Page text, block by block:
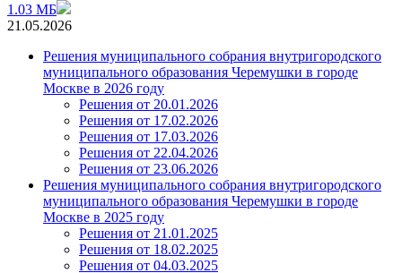
1.03 МБ
21.05.2026
Решения муниципального собрания внутригородского
муниципального образования Черемушки в городе
Москве в 2026 году
Решения от 20.01.2026
Решения от 17.02.2026
Решения от 17.03.2026
Решения от 22.04.2026
Решения от 23.06.2026
Решения муниципального собрания внутригородского
муниципального образования Черемушки в городе
Москве в 2025 году
Решения от 21.01.2025
Решения от 18.02.2025
Решения от 04.03.2025